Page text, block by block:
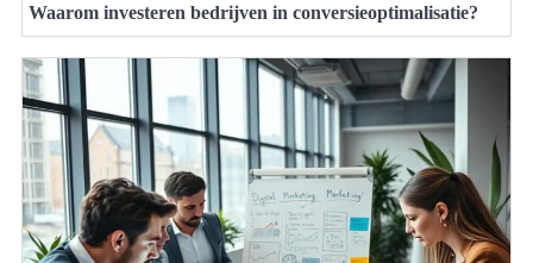
Waarom investeren bedrijven in conversieoptimalisatie?